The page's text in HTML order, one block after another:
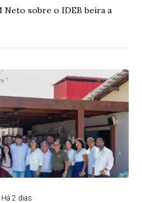
Neto sobre o IDEB beira a
Há 2 dias